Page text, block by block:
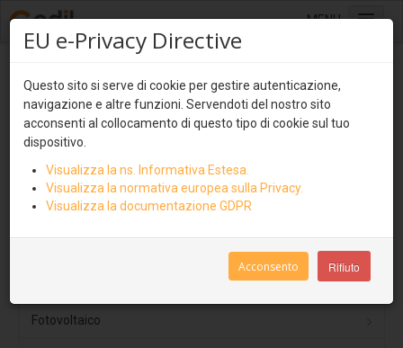
MENU
Sistemi di copertura
Lastre multistrato
Coverib 850
Sistemi di copertura
Lastre multistrato
Pannelli isolati e ventilati
Sistemi isolati e ventilati
Fotovoltaico
EU e-Privacy Directive
Questo sito si serve di cookie per gestire autenticazione,
navigazione e altre funzioni. Servendoti del nostro sito
acconsenti al collocamento di questo tipo di cookie sul tuo
dispositivo.
Visualizza la ns. Informativa Estesa.
Visualizza la normativa europea sulla Privacy.
Visualizza la documentazione GDPR
Acconsento Rifiuto